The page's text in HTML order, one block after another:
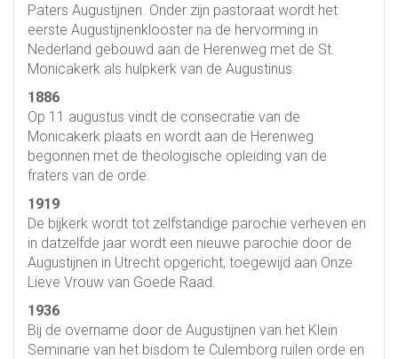
Paters Augustijnen. Onder zijn pastoraat wordt het
eerste Augustijnenklooster na de hervorming in
Nederland gebouwd aan de Herenweg met de St.
Monicakerk als hulpkerk van de Augustinus.
1886
Op 11 augustus vindt de consecratie van de
Monicakerk plaats en wordt aan de Herenweg
begonnen met de theologische opleiding van de
fraters van de orde.
1919
De bijkerk wordt tot zelfstandige parochie verheven en
in datzelfde jaar wordt een nieuwe parochie door de
Augustijnen in Utrecht opgericht, toegewijd aan Onze
Lieve Vrouw van Goede Raad.
1936
Bij de overname door de Augustijnen van het Klein
Seminarie van het bisdom te Culemborg ruilen orde en